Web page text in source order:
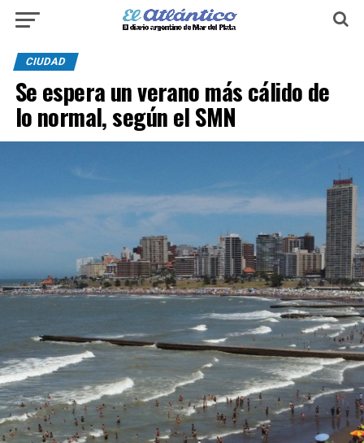
CIUDAD
Se espera un verano más cálido de
lo normal, según el SMN